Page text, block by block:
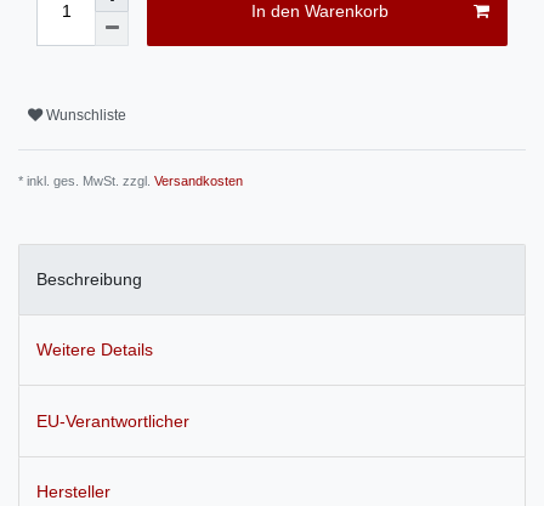
In den Warenkorb
Wunschliste
* inkl. ges. MwSt. zzgl. Versandkosten
Beschreibung
Weitere Details
EU-Verantwortlicher
Hersteller